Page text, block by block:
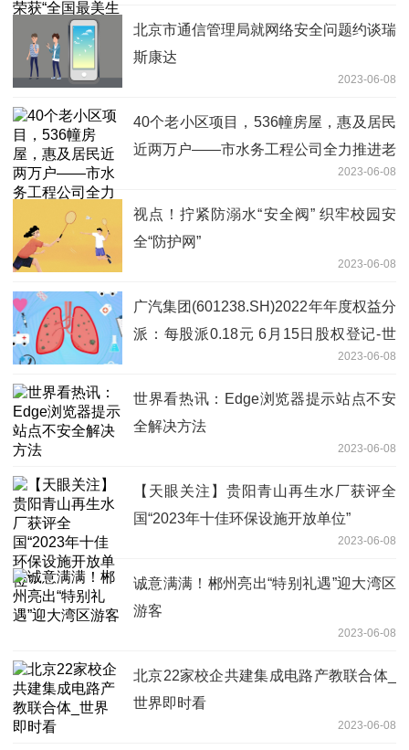
北京市通信管理局就网络安全问题约谈瑞
斯康达
2023-06-08
40个老小区项目，536幢房屋，惠及居民
近两万户——市水务工程公司全力推进老
旧小区供水设施改造工程|每日热文2023-06-08
视点！拧紧防溺水“安全阀” 织牢校园安
全“防护网”
2023-06-08
广汽集团(601238.SH)2022年年度权益分
派：每股派0.18元 6月15日股权登记-世
2023-06-08
世界看热讯：Edge浏览器提示站点不安
全解决方法
2023-06-08
【天眼关注】贵阳青山再生水厂获评全
国“2023年十佳环保设施开放单位”
2023-06-08
诚意满满！郴州亮出“特别礼遇”迎大湾区
游客
2023-06-08
北京22家校企共建集成电路产教联合体_
世界即时看
2023-06-08